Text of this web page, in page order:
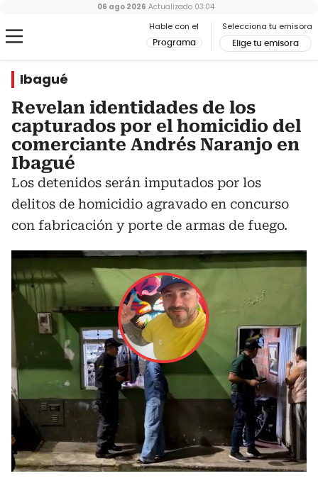
Hable con el
Programa
Selecciona tu emisora
Elige tu emisora
06 ago 2026 Actualizado 03:04
Ibagué
Revelan identidades de los
capturados por el homicidio del
comerciante Andrés Naranjo en
Ibagué
Los detenidos serán imputados por los
delitos de homicidio agravado en concurso
con fabricación y porte de armas de fuego.